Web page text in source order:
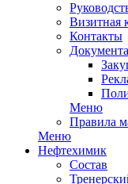
Визитная
Контакты
Меню
Правила
Меню
Нефтехимик
Состав